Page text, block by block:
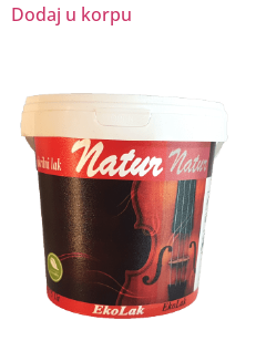
Dodaj u korpu